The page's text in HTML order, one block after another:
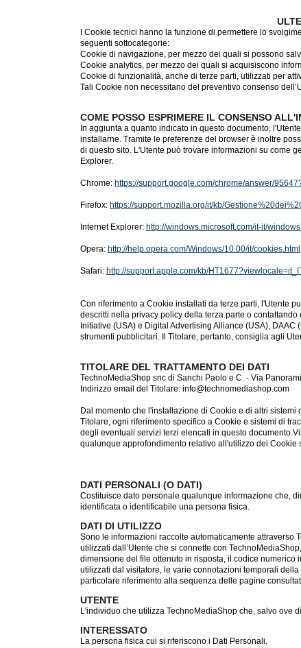
I Cookie tecnici hanno la funzione di permettere lo
seguenti sottocategorie:
Cookie di navigazione, per mezzo dei quali si possono
Cookie analytics, per mezzo dei quali si acquisiscono
Cookie di funzionalità, anche di terze parti, utilizzati per
Tali Cookie non necessitano del preventivo consenso
COME POSSO ESPRIMERE IL CONSENSO
In aggiunta a quanto indicato in questo documento,
installarne. Tramite le preferenze del browser è inoltre
di questo sito. L'Utente può trovare informazioni su come
Explorer.
Chrome: https://support.google.com/chrome/answer/
Firefox: https://support.mozilla.org/it/kb/
Internet Explorer: http://windows.microsoft.com/it-it/
Opera: http://help.opera.com/Windows/10.00/it/cookies.html
Safari: http://support.apple.com/kb/
Con riferimento a Cookie installati da terze parti, l'Utente
descritti nella privacy policy della terza parte o
Initiative (USA) e Digital Advertising Alliance (USA),
strumenti pubblicitari. Il Titolare, pertanto, consiglia agli
TITOLARE DEL TRATTAMENTO DEI DATI
TechnoMediaShop snc di Sanchi Paolo e C. - Via
Indirizzo email del Titolare: info@technomediashop.com
Dal momento che l'installazione di Cookie e di altri
Titolare, ogni riferimento specifico a Cookie e sistemi di
degli eventuali servizi terzi elencati in questo
qualunque approfondimento relativo all'utilizzo dei Cookie
DATI PERSONALI (O DATI)
Costituisce dato personale qualunque informazione che,
identificata o identificabile una persona fisica.
DATI DI UTILIZZO
Sono le informazioni raccolte automaticamente attraverso
utilizzati dall’Utente che si connette con
dimensione del file ottenuto in risposta, il codice
utilizzati dal visitatore, le varie connotazioni temporali
particolare riferimento alla sequenza delle pagine
UTENTE
L'individuo che utilizza TechnoMediaShop che, salvo ove
INTERESSATO
La persona fisica cui si riferiscono i Dati Personali.